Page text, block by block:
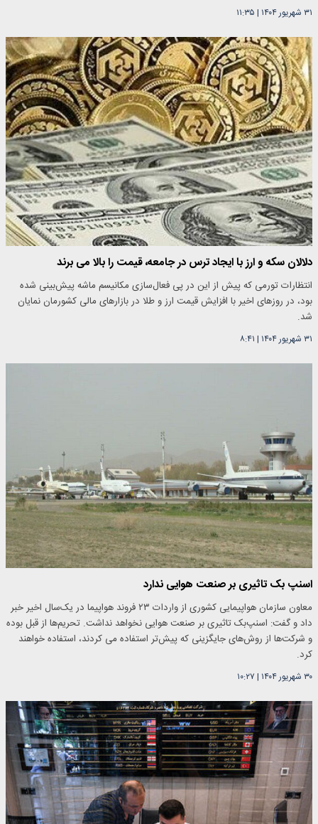
۳۱ شهریور ۱۴۰۴ | ۱۱:۳۵
دلالان سکه و ارز با ایجاد ترس در جامعه، قیمت را بالا می برند
انتظارات تورمی که پیش از این در پی فعال‌سازی مکانیسم ماشه پیش‌بینی شده
بود، در روزهای اخیر با افزایش قیمت ارز و طلا در بازارهای مالی کشورمان نمایان
شد.
۳۱ شهریور ۱۴۰۴ | ۸:۴۱
اسنپ بک تاثیری بر صنعت هوایی ندارد
معاون سازمان هواپیمایی کشوری از واردات ۲۳ فروند هواپیما در یک‌سال اخیر خبر
داد و گفت: اسنپ‌بک تاثیری بر صنعت هوایی نخواهد نداشت. تحریم‌ها از قبل بوده
و شرکت‌ها از روش‌های جایگزینی که پیش‌تر استفاده می کردند، استفاده خواهند
کرد.
۳۰ شهریور ۱۴۰۴ | ۱۰:۲۷